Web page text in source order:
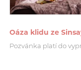
Oáza klidu ze
Pozvánka platí do